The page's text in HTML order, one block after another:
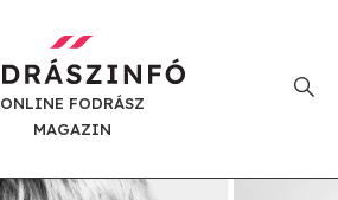
ONLINE FODRÁSZ
MAGAZIN